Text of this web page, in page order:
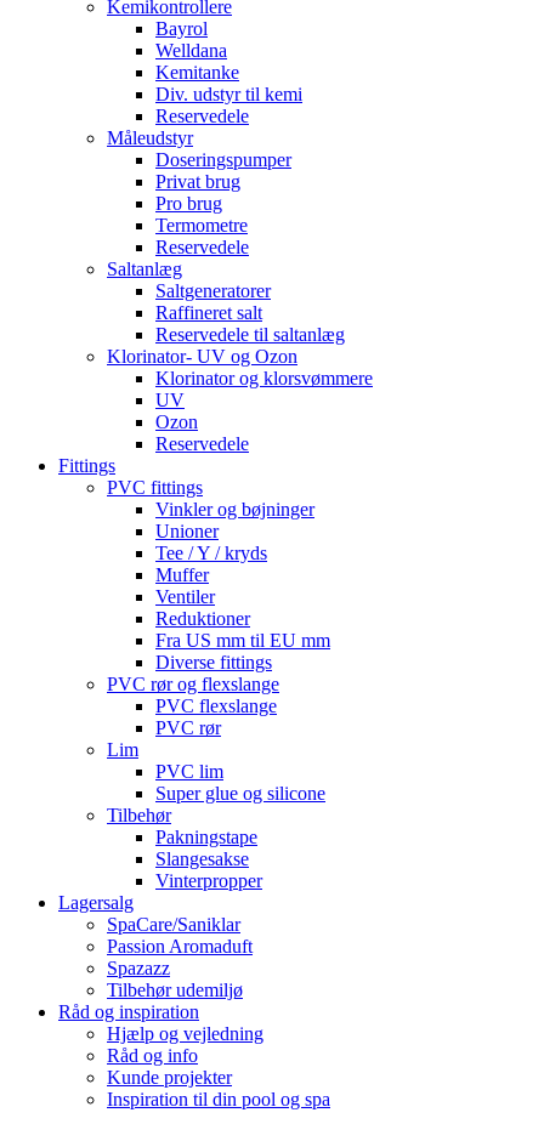
Kemikontrollere
Bayrol
Welldana
Kemitanke
Div. udstyr til kemi
Reservedele
Måleudstyr
Doseringspumper
Privat brug
Pro brug
Termometre
Reservedele
Saltanlæg
Saltgeneratorer
Raffineret salt
Reservedele til saltanlæg
Klorinator- UV og Ozon
Klorinator og klorsvømmere
UV
Ozon
Reservedele
Fittings
PVC fittings
Vinkler og bøjninger
Unioner
Tee / Y / kryds
Muffer
Ventiler
Reduktioner
Fra US mm til EU mm
Diverse fittings
PVC rør og flexslange
PVC flexslange
PVC rør
Lim
PVC lim
Super glue og silicone
Tilbehør
Pakningstape
Slangesakse
Vinterpropper
Lagersalg
SpaCare/Saniklar
Passion Aromaduft
Spazazz
Tilbehør udemiljø
Råd og inspiration
Hjælp og vejledning
Råd og info
Kunde projekter
Inspiration til din pool og spa